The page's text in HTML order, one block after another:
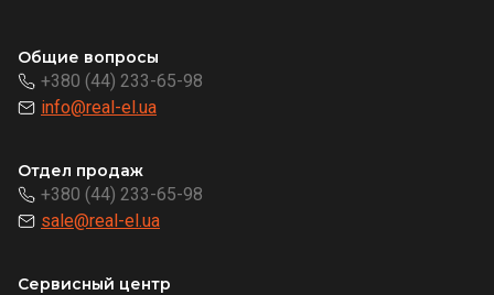
Общие вопросы
+380 (44) 233-65-98
info@real-el.ua
Отдел продаж
+380 (44) 233-65-98
sale@real-el.ua
Сервисный центр